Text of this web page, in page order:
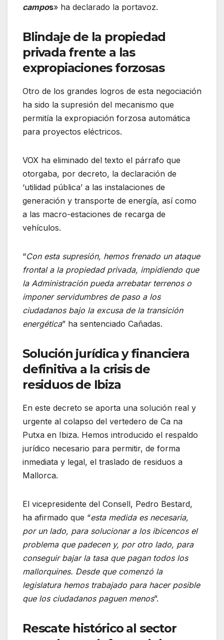
campos» ha declarado la portavoz.
Blindaje de la propiedad
privada frente a las
expropiaciones forzosas
Otro de los grandes logros de esta negociación
ha sido la supresión del mecanismo que
permitía la expropiación forzosa automática
para proyectos eléctricos.
VOX ha eliminado del texto el párrafo que
otorgaba, por decreto, la declaración de
‘utilidad pública’ a las instalaciones de
generación y transporte de energía, así como
a las macro-estaciones de recarga de
vehículos.
“Con esta supresión, hemos frenado un ataque
frontal a la propiedad privada, impidiendo que
la Administración pueda arrebatar terrenos o
imponer servidumbres de paso a los
ciudadanos bajo la excusa de la transición
energética” ha sentenciado Cañadas.
Solución jurídica y financiera
definitiva a la crisis de
residuos de Ibiza
En este decreto se aporta una solución real y
urgente al colapso del vertedero de Ca na
Putxa en Ibiza. Hemos introducido el respaldo
jurídico necesario para permitir, de forma
inmediata y legal, el traslado de residuos a
Mallorca.
El vicepresidente del Consell, Pedro Bestard,
ha afirmado que “esta medida es necesaria,
por un lado, para solucionar a los ibicencos el
problema que padecen y, por otro lado, para
conseguir bajar la tasa que pagan todos los
mallorquines. Desde que comenzó la
legislatura hemos trabajado para hacer posible
que los ciudadanos paguen menos”.
Rescate histórico al sector